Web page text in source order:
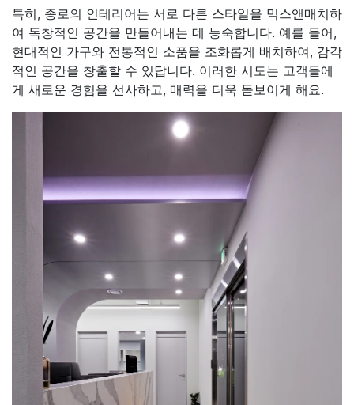
특히, 종로의 인테리어는 서로 다른 스타일을 믹스앤매치하
여 독창적인 공간을 만들어내는 데 능숙합니다. 예를 들어,
현대적인 가구와 전통적인 소품을 조화롭게 배치하여, 감각
적인 공간을 창출할 수 있답니다. 이러한 시도는 고객들에
게 새로운 경험을 선사하고, 매력을 더욱 돋보이게 해요.